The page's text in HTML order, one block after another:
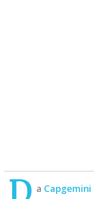
a Capgemini